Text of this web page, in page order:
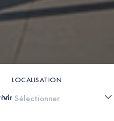
LOCALISATION